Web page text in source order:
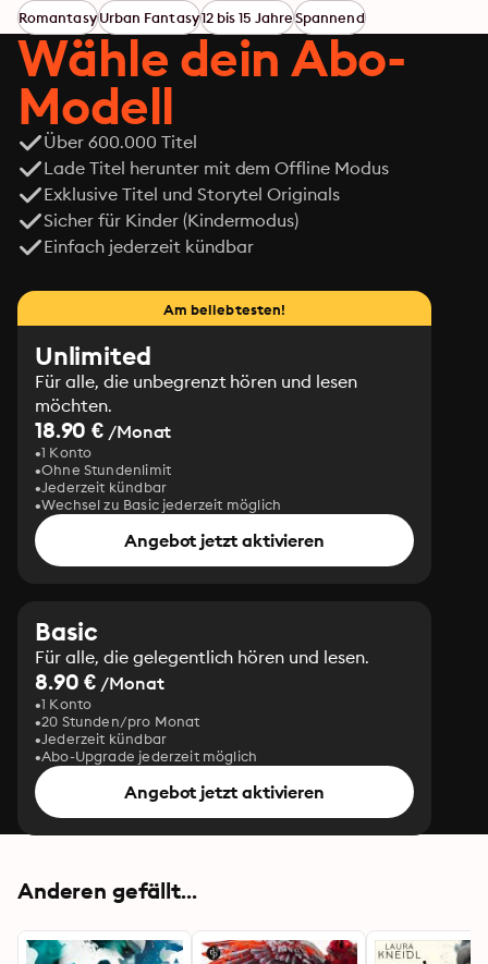
und Tod – und Nero ist nicht nur mächtig und
unsterblich, sondern auch für immer an eine andere
gebunden …
//Dies ist der erste Band der »Die Bücher der
Unsterblichkeit«-Reihe. Alle Hörbücher der
atemberaubenden Fantasygeschichte:
-- Band 1: 2 Seelen. Das erste Buch der Unsterblichkeit
-- Band 2: 2 Seelen. Das zweite Buch der Unsterblichkeit
Die Reihe ist abgeschlossen.//
RomantasyUrban Fantasy12 bis 15 JahreSpannend
Wähle dein Abo-
Modell
Über 600.000 Titel
Lade Titel herunter mit dem Offline Modus
Exklusive Titel und Storytel Originals
Sicher für Kinder (Kindermodus)
Einfach jederzeit kündbar
Am beliebtesten!
Unlimited
Für alle, die unbegrenzt hören und lesen
möchten.
18.90 € /Monat
1 Konto
Ohne Stundenlimit
Jederzeit kündbar
Wechsel zu Basic jederzeit möglich
Angebot jetzt aktivieren
Basic
Für alle, die gelegentlich hören und lesen.
8.90 € /Monat
1 Konto
20 Stunden/pro Monat
Jederzeit kündbar
Abo-Upgrade jederzeit möglich
Angebot jetzt aktivieren
Anderen gefällt...